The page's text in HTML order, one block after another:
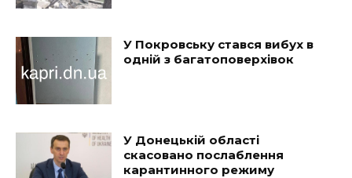
У Покровську стався вибух в
одній з багатоповерхівок
У Донецькій області
скасовано послаблення
карантинного режиму